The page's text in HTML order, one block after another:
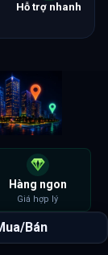
Hỗ trợ nhanh
Hàng ngon
Giá hợp lý
Bán